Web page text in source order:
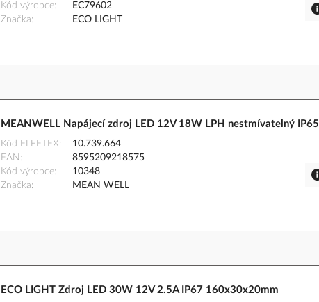
Kód výrobce
EC79602
Značka
ECO LIGHT
MEANWELL Napájecí zdroj LED 12V 18W LPH nestmívatelný IP65
Kód ELFETEX
10.739.664
EAN
8595209218575
Kód výrobce
10348
Značka
MEAN WELL
ECO LIGHT Zdroj LED 30W 12V 2.5A IP67 160x30x20mm